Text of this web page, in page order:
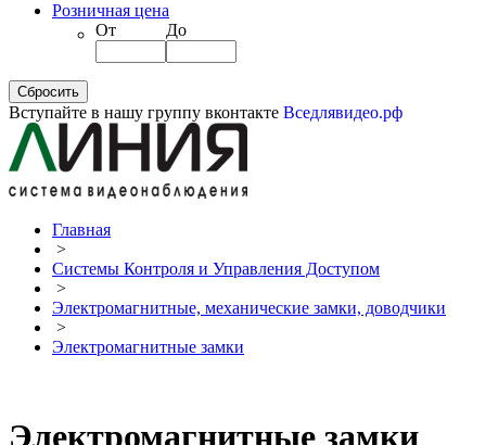
Розничная цена
От
До
Вступайте в нашу группу вконтакте Вседлявидео.рф
Главная
>
Системы Контроля и Управления Доступом
>
Электромагнитные, механические замки, доводчики
>
Электромагнитные замки
Электромагнитные замки